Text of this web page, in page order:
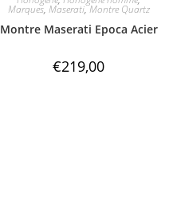
Marques, Maserati,Montre Quartz
Montre Maserati Epoca Acier
€219,00